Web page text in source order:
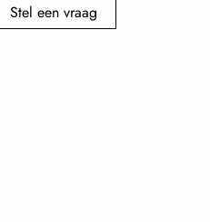
Stel een vraag